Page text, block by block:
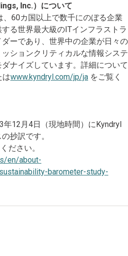
Inc.）について
、60カ国以上で数千にのぼる企業
る世界最大級のITインフラストラ
ーであり、世界中の企業が日々の
ションクリティカルな情報システ
ナイズしています。詳細について
はwww.kyndryl.com/jp/ja をご覧く
年12月4日（現地時間）にKyndryl
抄訳です。
ださい。
en/about-
barometer-study-